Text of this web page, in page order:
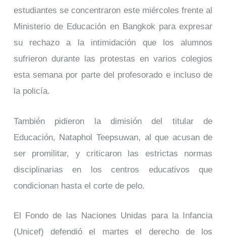
estudiantes se concentraron este miércoles frente al
Ministerio de Educación en Bangkok para expresar
su rechazo a la intimidación que los alumnos
sufrieron durante las protestas en varios colegios
esta semana por parte del profesorado e incluso de
la policía.
También pidieron la dimisión del titular de
Educación, Nataphol Teepsuwan, al que acusan de
ser promilitar, y criticaron las estrictas normas
disciplinarias en los centros educativos que
condicionan hasta el corte de pelo.
El Fondo de las Naciones Unidas para la Infancia
(Unicef) defendió el martes el derecho de los